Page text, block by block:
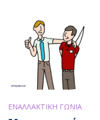
ΕΝΑΛΛΑΚΤΙΚΗ ΓΩΝΙΑ